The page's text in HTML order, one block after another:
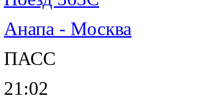
Анапа - Москва
ПАСС
21:02